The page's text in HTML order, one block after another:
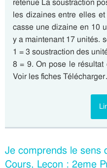
retenue La soustraction
les dizaines entre elles
casse une dizaine en 10
y a maintenant 17 unités.
1 = 3 soustraction des
8 = 9. On pose le résultat
Voir les fiches
Je comprends le sens
Cours, Leçon : 2eme